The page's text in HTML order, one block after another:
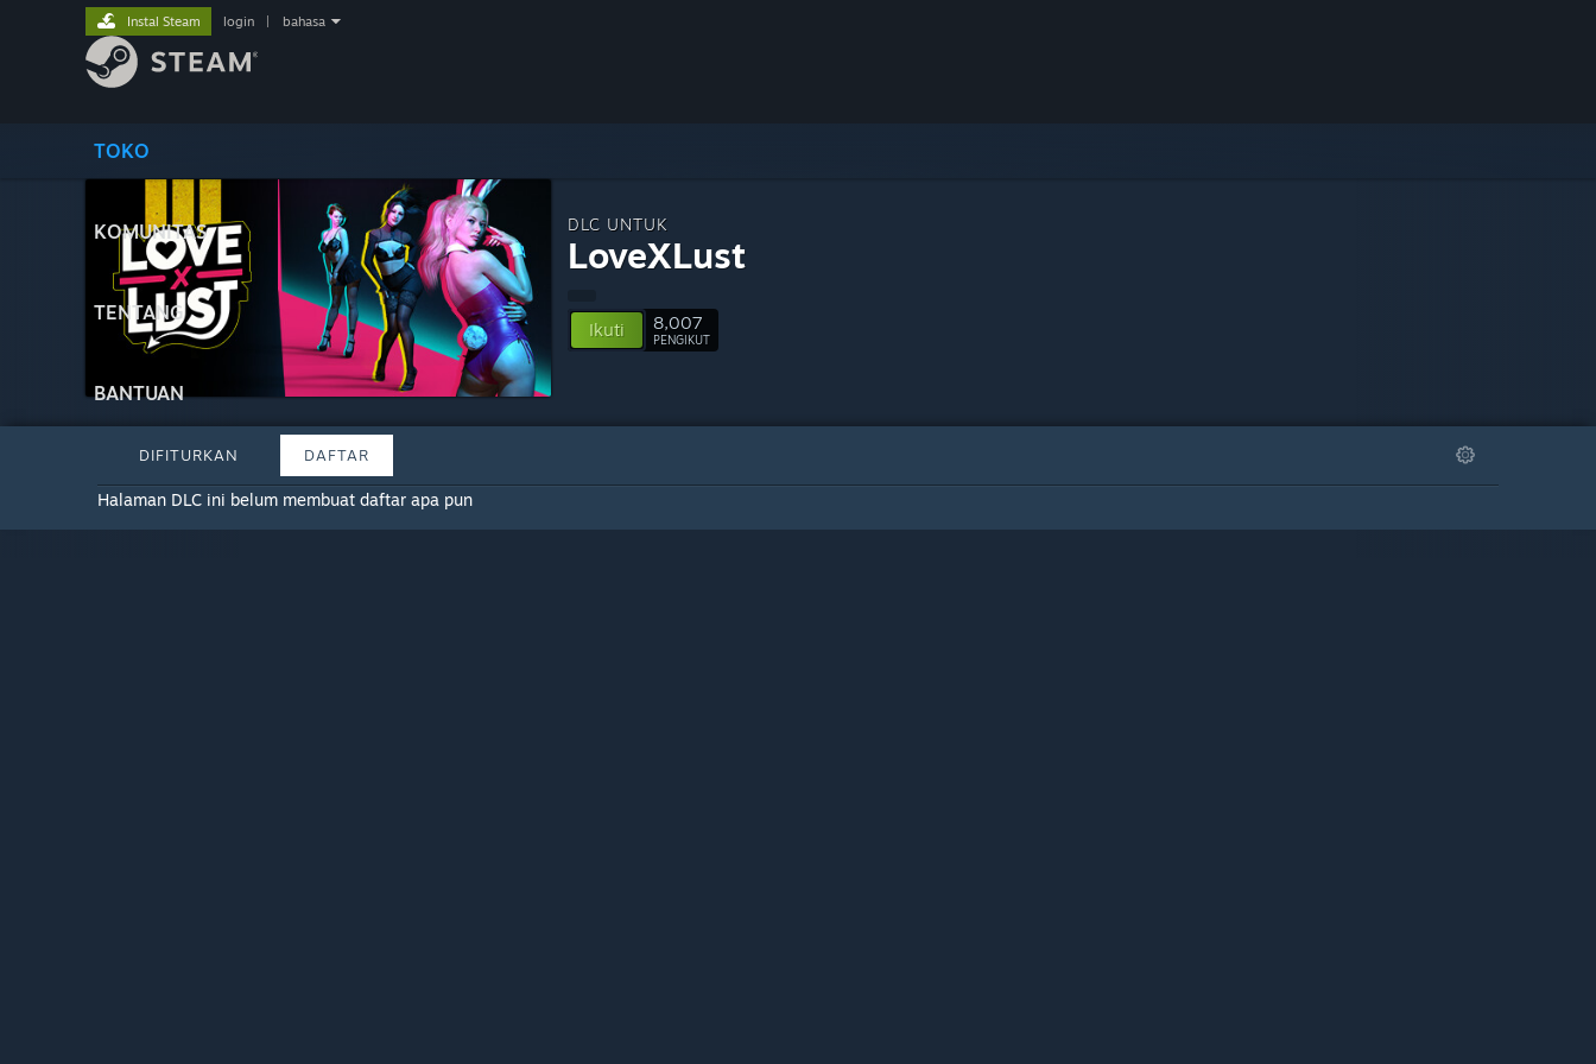
TOKO
KOMUNITAS
TENTANG
BANTUAN
Instal Steam login bahasa
DLC UNTUK
LoveXLust
Ikuti 8,007
PENGIKUT
DIFITURKAN DAFTAR
Halaman DLC ini belum membuat daftar apa pun